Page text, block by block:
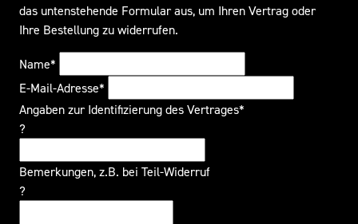
das untenstehende Formular aus, um Ihren Vertrag oder
Ihre Bestellung zu widerrufen.
Name*
E-Mail-Adresse*
Angaben zur Identifizierung des Vertrages*
?
Bemerkungen, z.B. bei Teil-Widerruf
?